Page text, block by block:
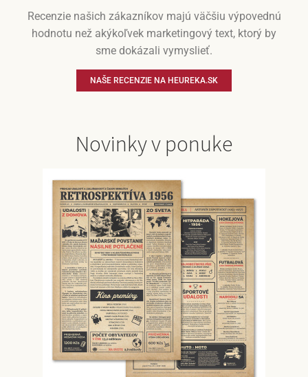
Recenzie našich zákazníkov majú väčšiu výpovednú
hodnotu než akýkoľvek marketingový text, ktorý by
sme dokázali vymyslieť.
NAŠE RECENZIE NA HEUREKA.SK
Novinky v ponuke